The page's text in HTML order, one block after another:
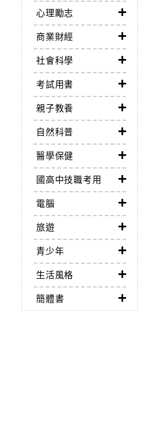
心理勵志
商業財經
社會科學
考試用書
親子教養
自然科普
醫學保健
國高中技職考用
電腦
旅遊
青少年
生活風格
簡體書